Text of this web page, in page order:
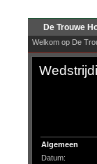
De Trouwe
Welkom op De
Algemeen
Datum: